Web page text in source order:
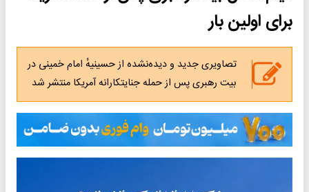
برای اولین بار
تصاویری جدید و دیده‌نشده از حسینیهٔ امام خمینی در
بیت رهبری پس از حمله جنایتکارانه آمریکا منتشر شد